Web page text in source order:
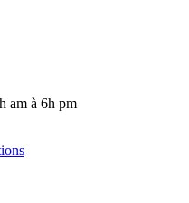
am à 6h pm